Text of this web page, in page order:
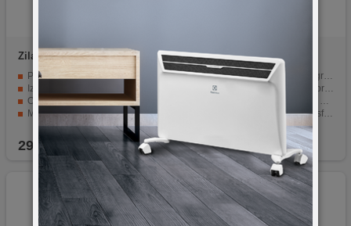
Zilan ZLN4924
Podesivost po visini do 150 cm.
Izrađeno od kvalitetnog aluminijuma.
Otporno na koroziju i vremenske uvjete.
Mogućnost korištenja u zatvorenom i otvorenom prostoru.
Elegantan izgled koji se lako uklopi.
29,90
home FKT 42CM
Snaga od 600W za brzo zagrijavanje.
Dužina od 420mm za veće prostorije.
Tih rad za neometanu atmosferu.
Trajni halogeni elementi za dugotrajnu upotrebu.
7,90KM